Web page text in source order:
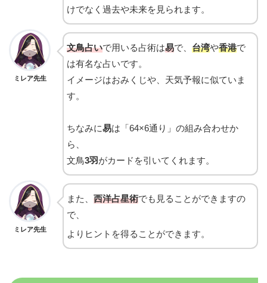
けでなく過去や未来を見られます。
ミレア先生
文鳥占いで用いる占術は易で、 台湾や香港で
は有名な占いです。
イメージはおみくじや、天気予報に似ていま
す。
ちなみに易は「64×6通り」の組み合わせか
ら、
文鳥3羽 がカードを引いてくれます。
ミレア先生
また、 西洋占星術でも見ることができますの
で、
よりヒントを得ることができます。